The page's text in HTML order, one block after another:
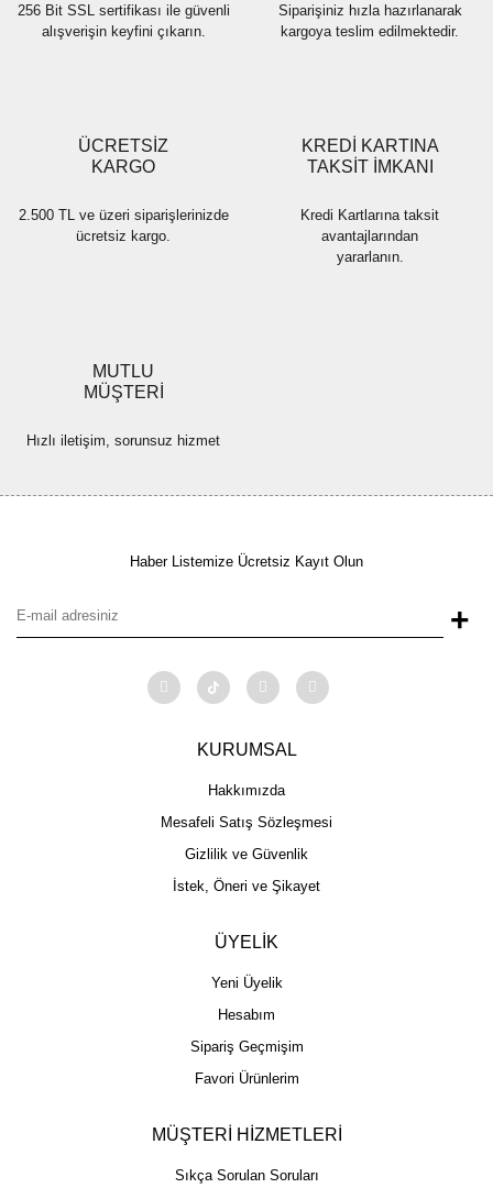
256 Bit SSL sertifikası ile güvenli
alışverişin keyfini çıkarın.
Siparişiniz hızla hazırlanarak
kargoya teslim edilmektedir.
ÜCRETSİZ
KARGO
2.500 TL ve üzeri siparişlerinizde
ücretsiz kargo.
KREDİ KARTINA
TAKSİT İMKANI
Kredi Kartlarına taksit
avantajlarından
yararlanın.
MUTLU
MÜŞTERİ
Hızlı iletişim, sorunsuz hizmet
Haber Listemize Ücretsiz Kayıt Olun
+
KURUMSAL
Hakkımızda
Mesafeli Satış Sözleşmesi
Gizlilik ve Güvenlik
İstek, Öneri ve Şikayet
ÜYELİK
Yeni Üyelik
Hesabım
Sipariş Geçmişim
Favori Ürünlerim
MÜŞTERİ HİZMETLERİ
Sıkça Sorulan Soruları